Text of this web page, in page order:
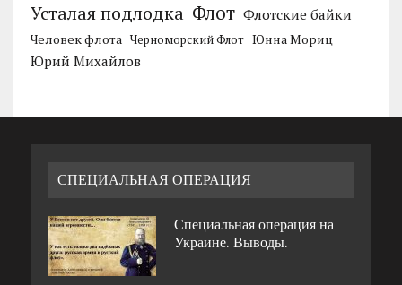
Усталая подлодка Флот Флотские байки
Человек флота Черноморский Флот Юнна Мориц
Юрий Михайлов
СПЕЦИАЛЬНАЯ ОПЕРАЦИЯ
Специальная операция на
Украине. Выводы.